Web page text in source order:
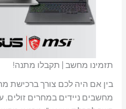
תזמינו מחשב | תקבלו מתנה!
בין אם היה לכם צורך ברכישת
מחשבים ניידים במחרים זולים,